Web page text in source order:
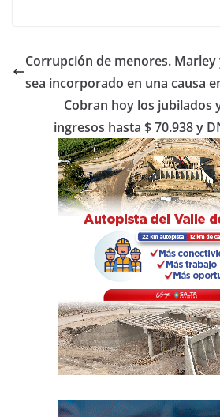
e
b
o
o
k
er s
A
p
p
p
ar
tir
Corrupción de menores.
sea incorporado en una causa
Cobran hoy los jubilados
ingresos hasta $ 70.938 y